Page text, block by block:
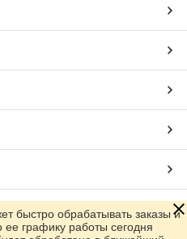
Prom.ua
быстро обрабатывать заказы и
графику работы сегодня